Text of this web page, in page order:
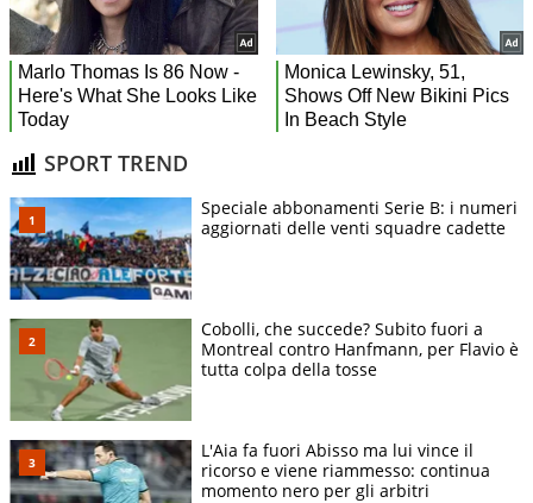
SPORT TREND
Speciale abbonamenti Serie B: i numeri
aggiornati delle venti squadre cadette
Cobolli, che succede? Subito fuori a
Montreal contro Hanfmann, per Flavio è
tutta colpa della tosse
L'Aia fa fuori Abisso ma lui vince il
ricorso e viene riammesso: continua
momento nero per gli arbitri